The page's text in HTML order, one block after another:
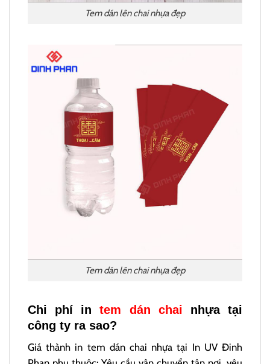
Tem dán lên chai nhựa đẹp
Tem dán lên chai nhựa đẹp
Chi phí intem dán chai nhựa tại
công ty ra sao?
Giá thành in tem dán chai nhựa tại In UV Đinh